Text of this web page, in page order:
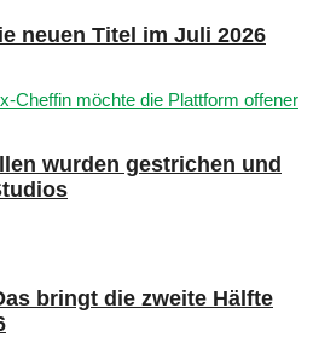
neuen Titel im Juli 2026
wurden gestrichen und
bringt die zweite Hälfte